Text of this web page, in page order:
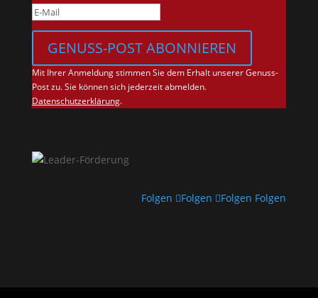
GENUSS-POST ABONNIEREN
Mit Ihrer Anmeldung stimmen Sie dem Erhalt unserer Genuss-
Post zu. Sie können sich jederzeit abmelden.
Datenschutzerklärung.
Folgen Folgen Folgen Folgen